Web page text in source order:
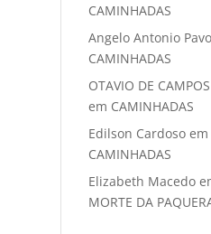
CAMINHADAS
Angelo Antonio
CAMINHADAS
OTAVIO DE
em CAMINHADAS
Edilson Cardoso em
CAMINHADAS
Elizabeth Macedo
MORTE DA